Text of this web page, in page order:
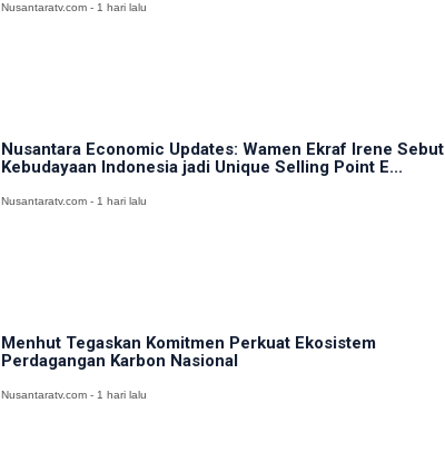
Nusantaratv.com - 1 hari lalu
Nusantara Economic Updates: Wamen Ekraf Irene Sebut
Kebudayaan Indonesia jadi Unique Selling Point E...
Nusantaratv.com - 1 hari lalu
Menhut Tegaskan Komitmen Perkuat Ekosistem
Perdagangan Karbon Nasional
Nusantaratv.com - 1 hari lalu